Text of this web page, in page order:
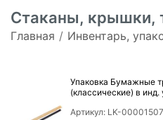
Стаканы, крышки,
Главная / Инвентарь,
Упаковка Бумажные
(классические) в
Артикул: LK-00001507